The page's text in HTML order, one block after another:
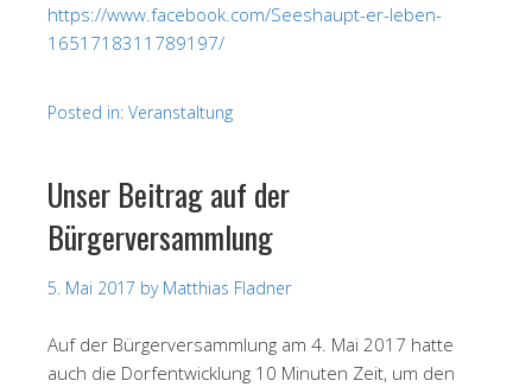
https://www.facebook.com/Seeshaupt-er-leben-
1651718311789197/
Posted in: Veranstaltung
Unser Beitrag auf der
Bürgerversammlung
5. Mai 2017 by Matthias Fladner
Auf der Bürgerversammlung am 4. Mai 2017 hatte
auch die Dorfentwicklung 10 Minuten Zeit, um den